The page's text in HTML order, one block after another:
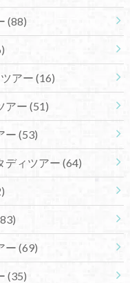
(88)
アー (16)
アー (51)
ー (53)
ディツアー (64)
ー (69)
(35)